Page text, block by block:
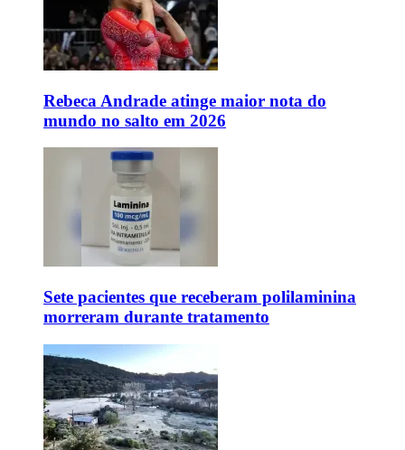
Rebeca Andrade atinge maior nota do
mundo no salto em 2026
Sete pacientes que receberam polilaminina
morreram durante tratamento